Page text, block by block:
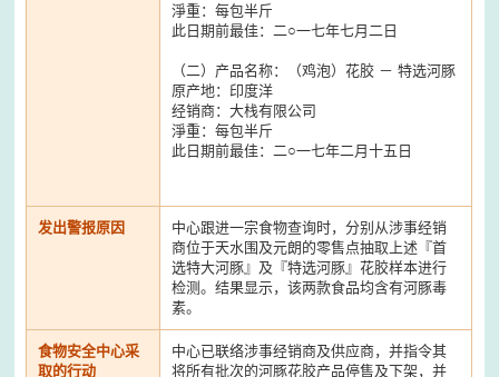
淨重：每包半斤
此日期前最佳：二○一七年七月二日
（二）产品名称：（鸡泡）花胶 － 特选河豚
原产地：印度洋
经销商：大栈有限公司
淨重：每包半斤
此日期前最佳：二○一七年二月十五日
发出警报原因
中心跟进一宗食物查询时，分别从涉事经销
商位于天水围及元朗的零售点抽取上述『首
选特大河豚』及『特选河豚』花胶样本进行
检测。结果显示，该两款食品均含有河豚毒
素。
食物安全中心采
取的行动
中心已联络涉事经销商及供应商，并指令其
将所有批次的河豚花胶产品停售及下架，并